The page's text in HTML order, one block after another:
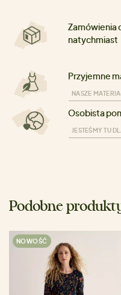
Zamówienia
natychmiast
Przyjemne
NASZE
Osobista
JESTEŚMY TU
Podobne
NOWOŚĆ